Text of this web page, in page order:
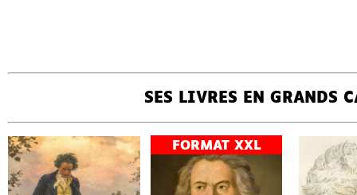
SES LIVRES EN GRANDS
ROMAIN
ROLLAND
VIE DE
BEETHOVEN
ROMAIN
ROLLAND
VIE DE
BEETHOVEN
VIE DE